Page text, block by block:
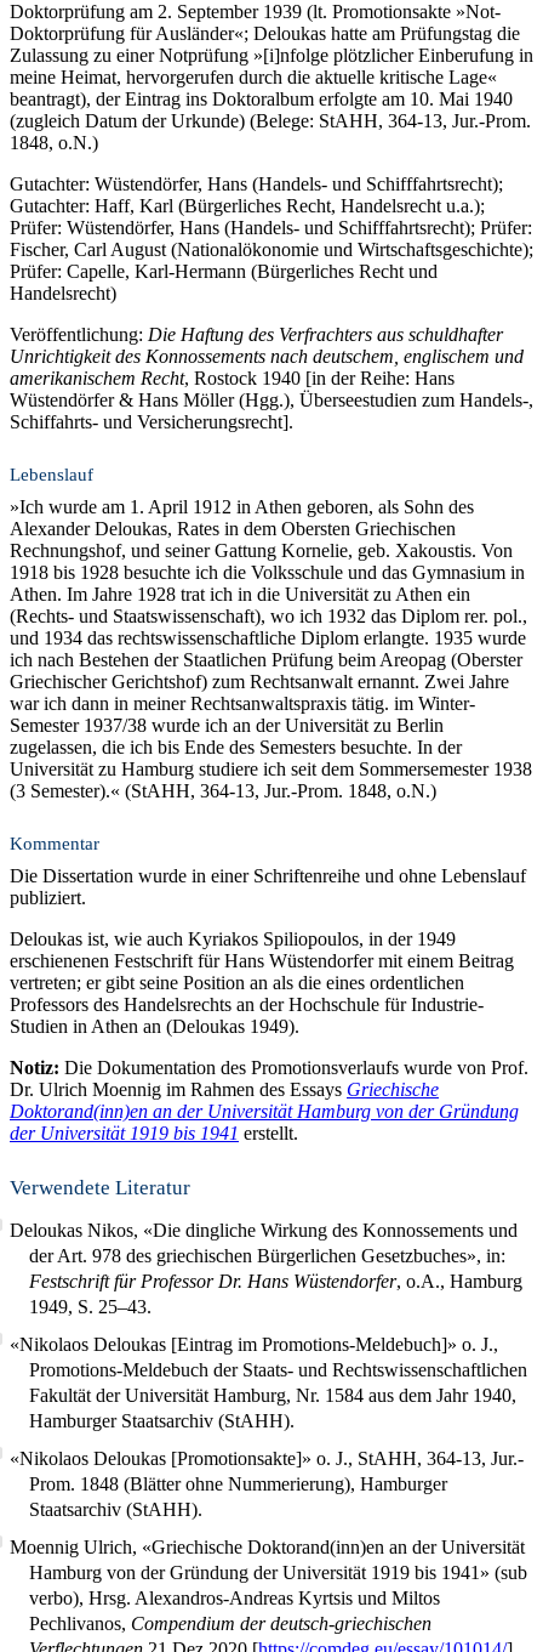
Doktorprüfung am 2. September 1939 (lt. Promotionsakte »Not-
Doktorprüfung für Ausländer«; Deloukas hatte am Prüfungstag die
Zulassung zu einer Notprüfung »[i]nfolge plötzlicher Einberufung in
meine Heimat, hervorgerufen durch die aktuelle kritische Lage«
beantragt), der Eintrag ins Doktoralbum erfolgte am 10. Mai 1940
(zugleich Datum der Urkunde) (Belege: StAHH, 364-13, Jur.-Prom.
1848, o.N.)
Gutachter: Wüstendörfer, Hans (Handels- und Schiff­fahrtsrecht);
Gutachter: Haff, Karl (Bürgerliches Recht, Handelsrecht u.a.);
Prüfer: Wüstendörfer, Hans (Handels- und Schiff­fahrtsrecht); Prüfer:
Fischer, Carl August (National­ökonomie und Wirtschafts­geschichte);
Prüfer: Capelle, Karl-Hermann (Bürgerliches Recht und
Handelsrecht)
Veröffentlichung: Die Haftung des Verfrachters aus schuldhafter
Unrichtigkeit des Konnossements nach deutschem, englischem und
amerikanischem Recht, Rostock 1940 [in der Reihe: Hans
Wüstendörfer & Hans Möller (Hgg.), Überseestudien zum Handels-,
Schiffahrts- und Versicherungsrecht].
Lebenslauf
»Ich wurde am 1. April 1912 in Athen geboren, als Sohn des
Alexander Deloukas, Rates in dem Obersten Griechischen
Rechnungshof, und seiner Gattung Kornelie, geb. Xakoustis. Von
1918 bis 1928 besuchte ich die Volksschule und das Gymnasium in
Athen. Im Jahre 1928 trat ich in die Universität zu Athen ein
(Rechts- und Staatswissenschaft), wo ich 1932 das Diplom rer. pol.,
und 1934 das rechtswissenschaftliche Diplom erlangte. 1935 wurde
ich nach Bestehen der Staatlichen Prüfung beim Areopag (Oberster
Griechischer Gerichtshof) zum Rechtsanwalt ernannt. Zwei Jahre
war ich dann in meiner Rechtsanwaltspraxis tätig. im Winter-
Semester 1937/38 wurde ich an der Universität zu Berlin
zugelassen, die ich bis Ende des Semesters besuchte. In der
Universität zu Hamburg studiere ich seit dem Sommersemester 1938
(3 Semester).« (StAHH, 364-13, Jur.-Prom. 1848, o.N.)
Kommentar
Die Dissertation wurde in einer Schriftenreihe und ohne Lebenslauf
publiziert.
Deloukas ist, wie auch Kyriakos Spiliopoulos, in der 1949
erschienenen Festschrift für Hans Wüstendorfer mit einem Beitrag
vertreten; er gibt seine Position an als die eines ordentlichen
Professors des Handelsrechts an der Hochschule für Industrie-
Studien in Athen an (Deloukas 1949).
Notiz: Die Dokumentation des Promotionsverlaufs wurde von Prof.
Dr. Ulrich Moennig im Rahmen des Essays Griechische
Doktorand(inn)en an der Universität Hamburg von der Gründung
der Universität 1919 bis 1941 erstellt.
Verwendete Literatur
Deloukas Nikos, «Die dingliche Wirkung des Konnossements und
der Art. 978 des griechischen Bürgerlichen Gesetzbuches», in:
Festschrift für Professor Dr. Hans Wüstendorfer, o.A., Hamburg
1949, S. 25–43.
«Nikolaos Deloukas [Eintrag im Promotions-Meldebuch]» o. J.,
Promotions-Meldebuch der Staats- und Rechtswissenschaftlichen
Fakultät der Universität Hamburg, Nr. 1584 aus dem Jahr 1940,
Hamburger Staatsarchiv (StAHH).
«Nikolaos Deloukas [Promotionsakte]» o. J., StAHH, 364-13, Jur.-
Prom. 1848 (Blätter ohne Nummerierung), Hamburger
Staatsarchiv (StAHH).
Moennig Ulrich, «Griechische Doktorand(inn)en an der Universität
Hamburg von der Gründung der Universität 1919 bis 1941» (sub
verbo), Hrsg. Alexandros-Andreas Kyrtsis und Miltos
Pechlivanos, Compendium der deutsch-griechischen